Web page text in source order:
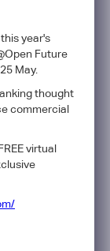
year's
Future
May.
thought
commercial
virtual